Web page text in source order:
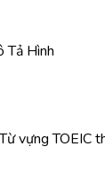
Tả Hình